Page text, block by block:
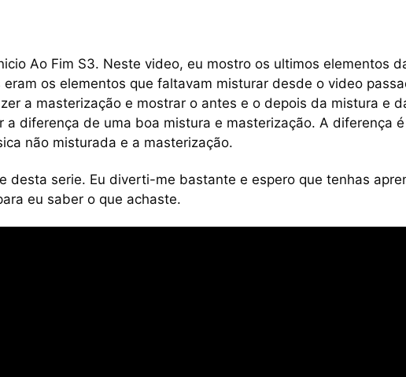
Ao Fim S3. Neste video, eu mostro os ultimos elementos
os elementos que faltavam misturar desde o video
a masterização e mostrar o antes e o depois da mistura e
a diferença de uma boa mistura e masterização. A diferença é
não misturada e a masterização.
desta serie. Eu diverti-me bastante e espero que tenhas
eu saber o que achaste.